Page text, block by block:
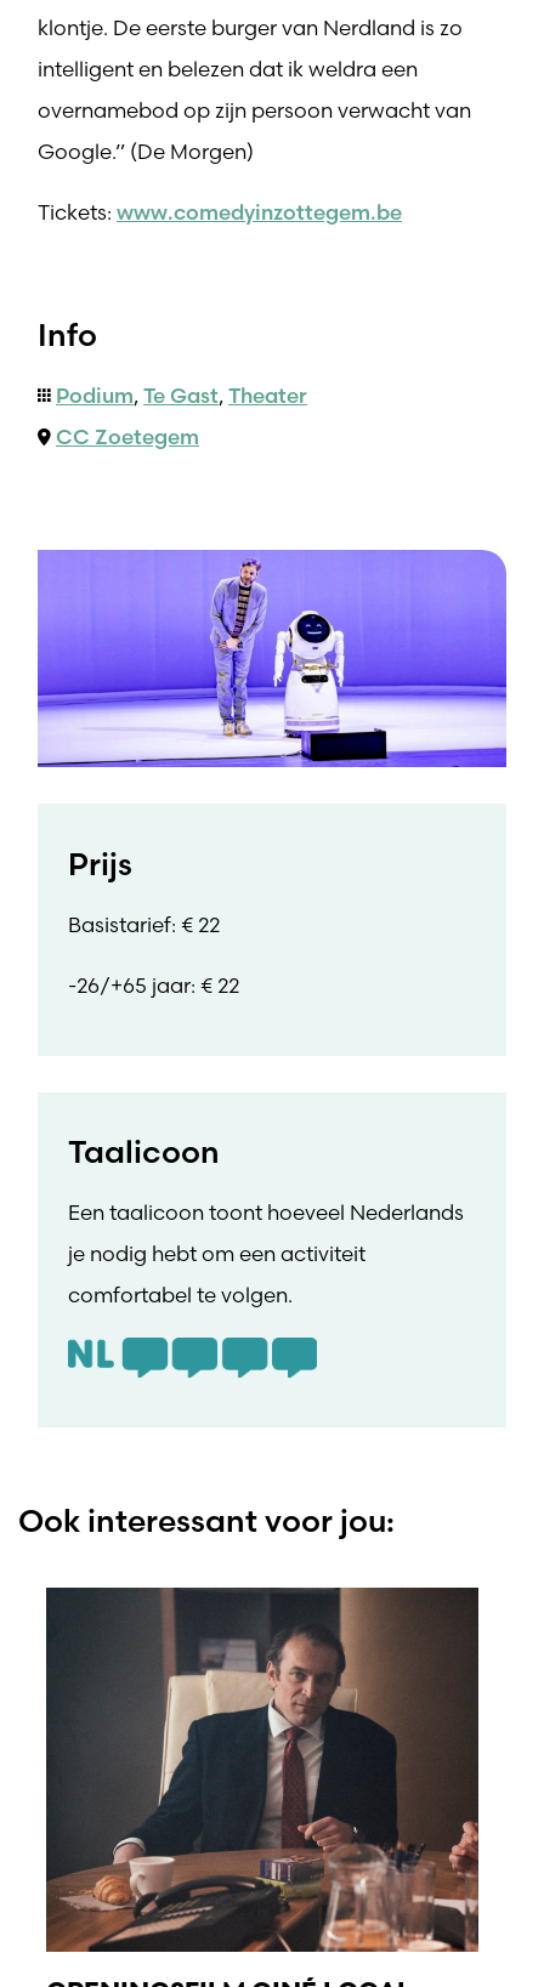
klontje. De eerste burger van Nerdland is zo
intelligent en belezen dat ik weldra een
overnamebod op zijn persoon verwacht van
Google.” (De Morgen)
Tickets: www.comedyinzottegem.be
Info
Podium,Te Gast,Theater
CC Zoetegem
Prijs
Basistarief: € 22
-26/+65 jaar: € 22
Taalicoon
Een taalicoon toont hoeveel Nederlands
je nodig hebt om een activiteit
comfortabel te volgen.
Ook interessant voor jou: